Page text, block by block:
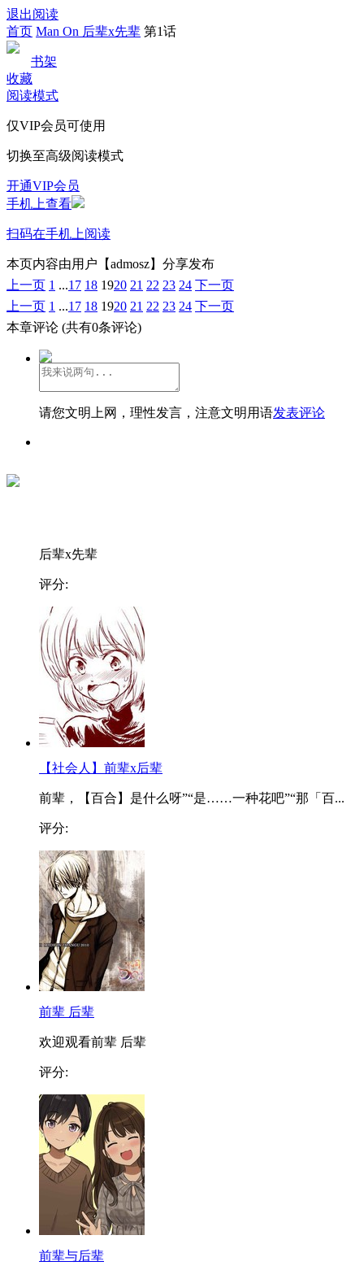
退出阅读
首页 Man On 后辈x先辈 第1话
书架
收藏
阅读模式
仅VIP会员可使用
切换至高级阅读模式
开通VIP会员
手机上查看
扫码在手机上阅读
本页内容由用户【admosz】分享发布
上一页 1 ...17 18 1920 21 22 23 24 下一页
上一页 1 ...17 18 1920 21 22 23 24 下一页
本章评论 (共有0条评论)
请您文明上网，理性发言，注意文明用语发表评论
后辈x先辈
评分:
【社会人】前辈x后辈
前辈，【百合】是什么呀”“是……一种花吧”“那「百...
评分:
前辈 后辈
欢迎观看前辈 后辈
评分:
前辈与后辈